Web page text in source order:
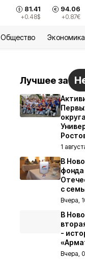
81.41
+0.48$
94.06
+0.87€
Общество Экономика
Лучшее за
1
В
с
Вчера,
В
-
Вчера,